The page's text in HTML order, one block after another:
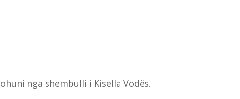
nga shembulli i Kisella Vodës.